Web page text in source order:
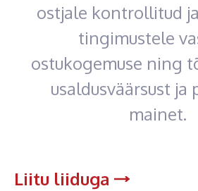
ostjale kontrollitud
tingimustele
ostukogemuse ning
usaldusväärsust ja
mainet.
Liitu liiduga